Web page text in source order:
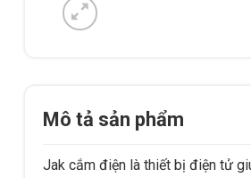
Mô tả sản phẩm
Jak cắm điện là thiết bị điện tử